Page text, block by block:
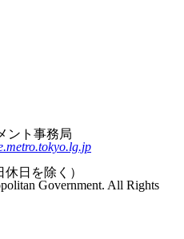
ント事務局
日を除く）
Government. All Rights